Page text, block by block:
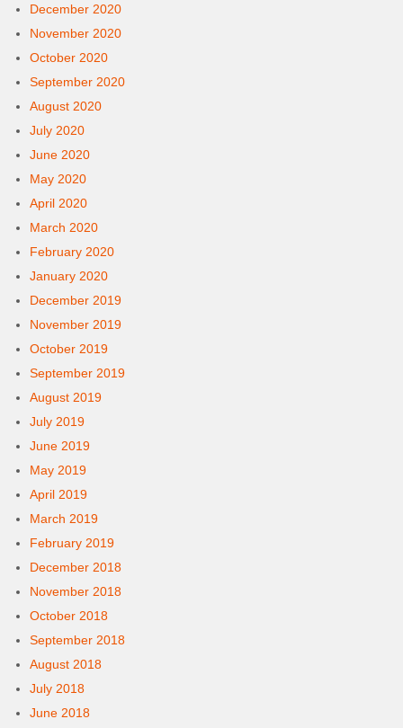
December 2020
November 2020
October 2020
September 2020
August 2020
July 2020
June 2020
May 2020
April 2020
March 2020
February 2020
January 2020
December 2019
November 2019
October 2019
September 2019
August 2019
July 2019
June 2019
May 2019
April 2019
March 2019
February 2019
December 2018
November 2018
October 2018
September 2018
August 2018
July 2018
June 2018